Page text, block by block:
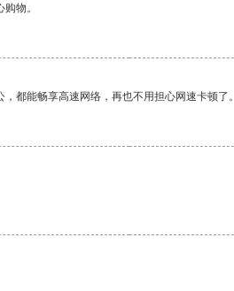
物。
都能畅享高速网络，再也不用担心网速卡顿了。